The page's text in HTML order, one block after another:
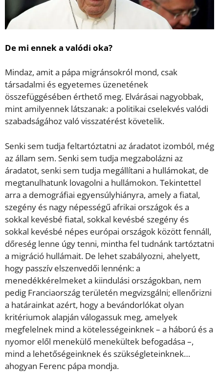
De mi ennek a valódi oka?
Mindaz, amit a pápa migránsokról mond, csak
társadalmi és egyetemes üzenetének
összefüggésében érthető meg. Elvárásai nagyobbak,
mint amilyennek látszanak: a politikai cselekvés valódi
szabadságához való visszatérést követelik.
Senki sem tudja feltartóztatni az áradatot izomból, még
az állam sem. Senki sem tudja megzabolázni az
áradatot, senki sem tudja megállítani a hullámokat, de
megtanulhatunk lovagolni a hullámokon. Tekintettel
arra a demográfiai egyensúlyhiányra, amely a fiatal,
szegény és nagy népességű afrikai országok és a
sokkal kevésbé fiatal, sokkal kevésbé szegény és
sokkal kevésbé népes európai országok között fennáll,
dőreség lenne úgy tenni, mintha fel tudnánk tartóztatni
a migráció hullámait. De lehet szabályozni, ahelyett,
hogy passzív elszenvedői lennénk: a
menedékkérelmeket a kiindulási országokban, nem
pedig Franciaország területén megvizsgálni; ellenőrizni
a határainkat azért, hogy a bevándorlókat olyan
kritériumok alapján válogassuk meg, amelyek
megfelelnek mind a kötelességeinknek – a háború és a
nyomor elől menekülő menekültek befogadása –,
mind a lehetőségeinknek és szükségleteinknek…
ahogyan Ferenc pápa mondja.